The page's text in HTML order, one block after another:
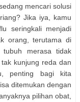
mencari solusi
Jika iya, kamu
seringkali menjadi
orang, terutama di
tubuh merasa tidak
kunjung reda dan
penting bagi kita
ditemukan dengan
pilihan obat,